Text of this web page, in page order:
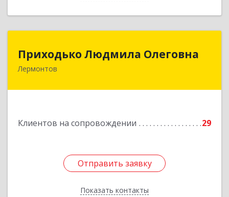
Приходько Людмила Олеговна
Лермонтов
Клиентов на сопровождении 29
Отправить заявку
Показать контакты
357341, Лермонтов г, П.Лумумбы ул, дом №
Отправить заявку
Назад